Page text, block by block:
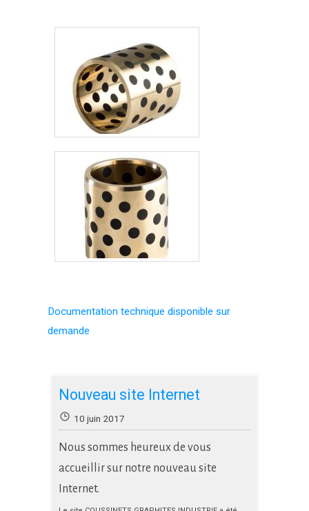
Documentation technique disponible sur
demande
Nouveau site Internet
10 juin 2017
Nous sommes heureux de vous
accueillir sur notre nouveau site
Internet.